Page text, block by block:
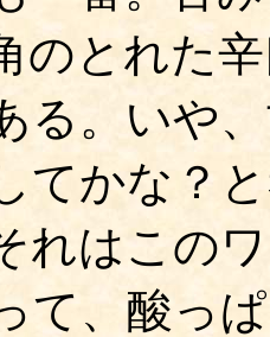
のとれた
る。いや
てかな？
れはこの
て、酸っ